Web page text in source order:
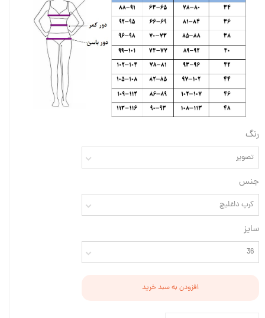
رنگ
تصویر
جنس
کرپ داغلیچ
سایز
36
افزودن به سبد خرید